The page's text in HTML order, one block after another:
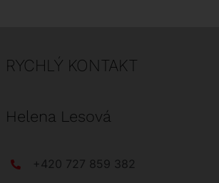
RYCHLÝ KONTAKT
Helena Lesová
+420 727 859 382